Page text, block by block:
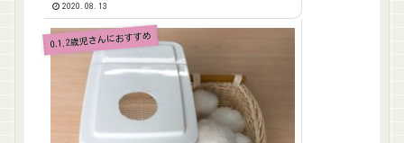
2020.08.13
0.1.2歳児さんにおすすめ